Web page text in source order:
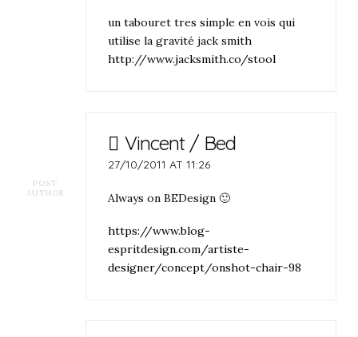
un tabouret tres simple en vois qui
utilise la gravité jack smith
http://www.jacksmith.co/stool
POST
AUTHOR
Vincent / Bed
27/10/2011 AT 11:26
Always on BEDesign 🙂
https://www.blog-
espritdesign.com/artiste-
designer/concept/onshot-chair-98